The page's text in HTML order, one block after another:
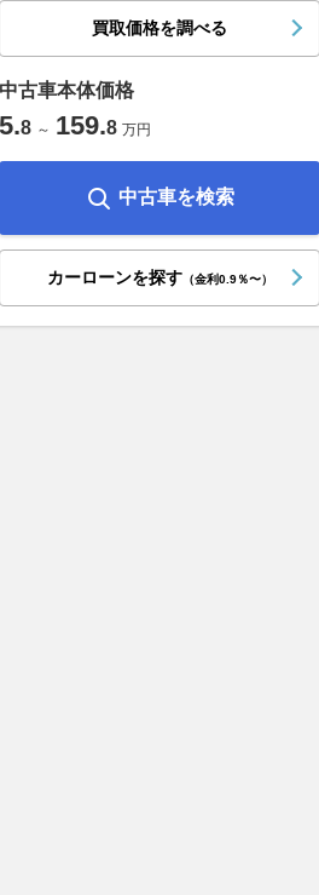
買取価格を調べる
中古車本体価格
5.8 ～ 159.8 万円
中古車を検索
カーローンを探す（金利0.9％〜）